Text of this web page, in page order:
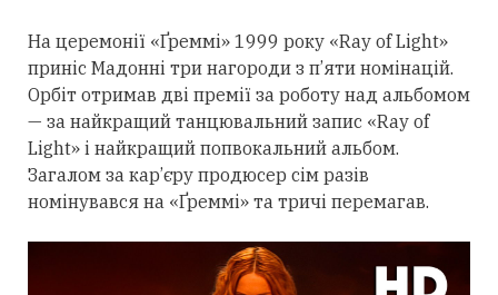
На церемонії «Ґреммі» 1999 року «Ray of Light»
приніс Мадонні три нагороди з п’яти номінацій.
Орбіт отримав дві премії за роботу над альбомом
— за найкращий танцювальний запис «Ray of
Light» і найкращий попвокальний альбом.
Загалом за кар’єру продюсер сім разів
номінувався на «Ґреммі» та тричі перемагав.